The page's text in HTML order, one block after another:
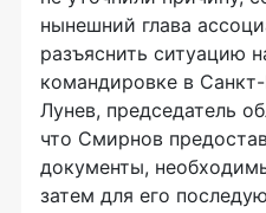
нынешний глава
разъяснить ситуацию
командировке в
Лунев, председатель
что Смирнов
документы,
затем для его